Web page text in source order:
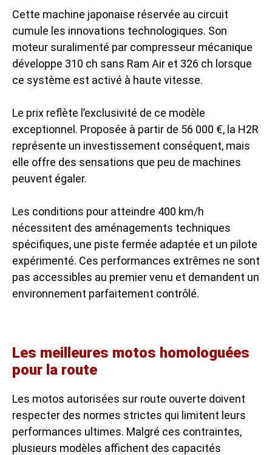
Cette machine japonaise réservée au circuit
cumule les innovations technologiques. Son
moteur suralimenté par compresseur mécanique
développe 310 ch sans Ram Air et 326 ch lorsque
ce système est activé à haute vitesse.
Le prix reflète l’exclusivité de ce modèle
exceptionnel. Proposée à partir de 56 000 €, la H2R
représente un investissement conséquent, mais
elle offre des sensations que peu de machines
peuvent égaler.
Les conditions pour atteindre 400 km/h
nécessitent des aménagements techniques
spécifiques, une piste fermée adaptée et un pilote
expérimenté. Ces performances extrêmes ne sont
pas accessibles au premier venu et demandent un
environnement parfaitement contrôlé.
Les meilleures motos homologuées
pour la route
Les motos autorisées sur route ouverte doivent
respecter des normes strictes qui limitent leurs
performances ultimes. Malgré ces contraintes,
plusieurs modèles affichent des capacités